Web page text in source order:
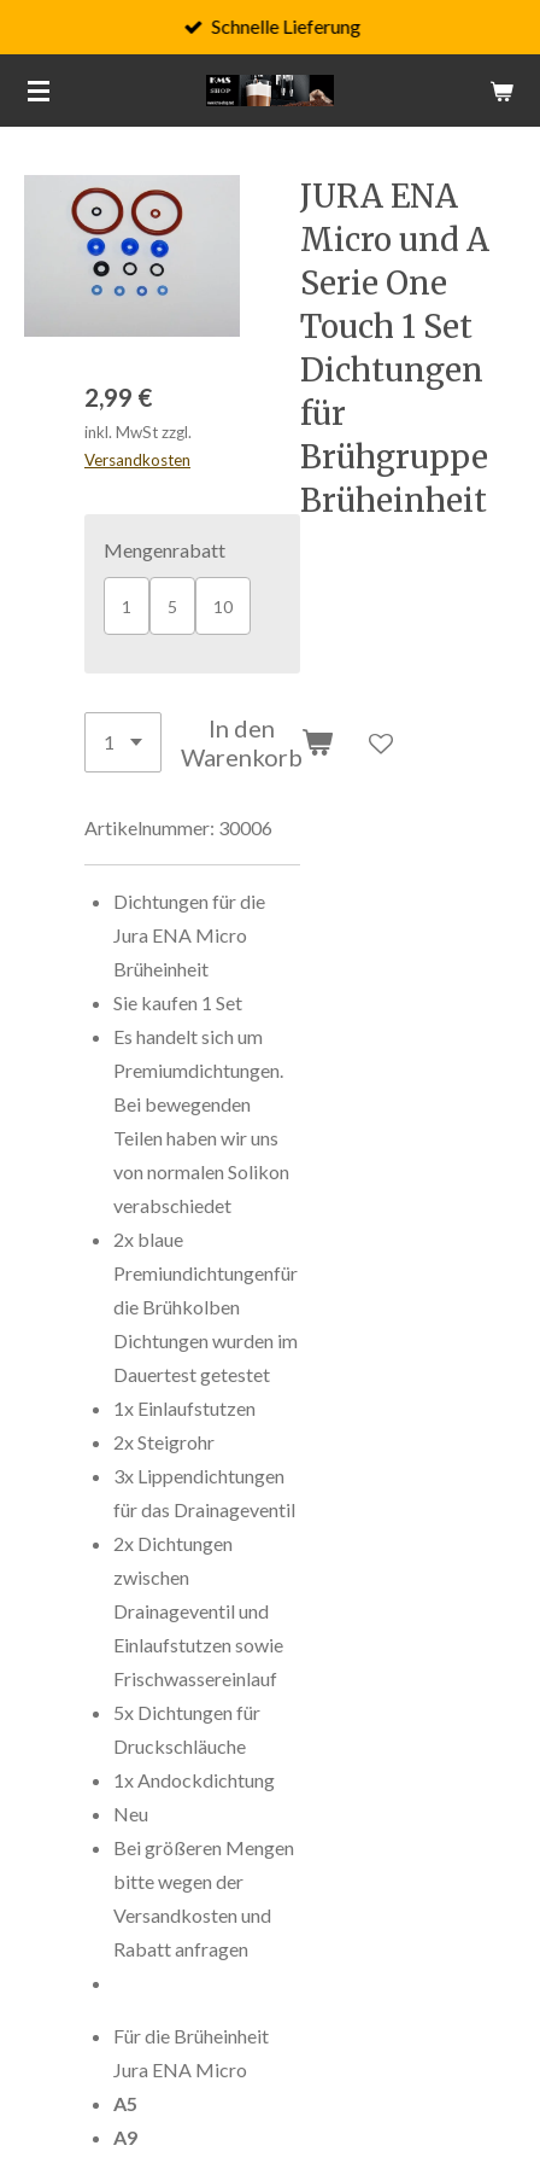
Hauptinhalt
springen
Schnelle Lieferung
JURA ENA
Micro und A
Serie One
Touch 1 Set
Dichtungen
für
Brühgruppe
Brüheinheit
2,99 €
inkl. MwSt zzgl.
Versandkosten
Mengenrabatt
1 5 10
In den
Warenkorb
Artikelnummer: 30006
Dichtungen für die
Jura ENA Micro
Brüheinheit
Sie kaufen 1 Set
Es handelt sich um
Premiumdichtungen.
Bei bewegenden
Teilen haben wir uns
von normalen Solikon
verabschiedet
2x blaue
Premiundichtungenfür
die Brühkolben
Dichtungen wurden im
Dauertest getestet
1x Einlaufstutzen
2x Steigrohr
3x Lippendichtungen
für das Drainageventil
2x Dichtungen
zwischen
Drainageventil und
Einlaufstutzen sowie
Frischwassereinlauf
5x Dichtungen für
Druckschläuche
1x Andockdichtung
Neu
Bei größeren Mengen
bitte wegen der
Versandkosten und
Rabatt anfragen
Für die Brüheinheit
Jura ENA Micro
A5
A9